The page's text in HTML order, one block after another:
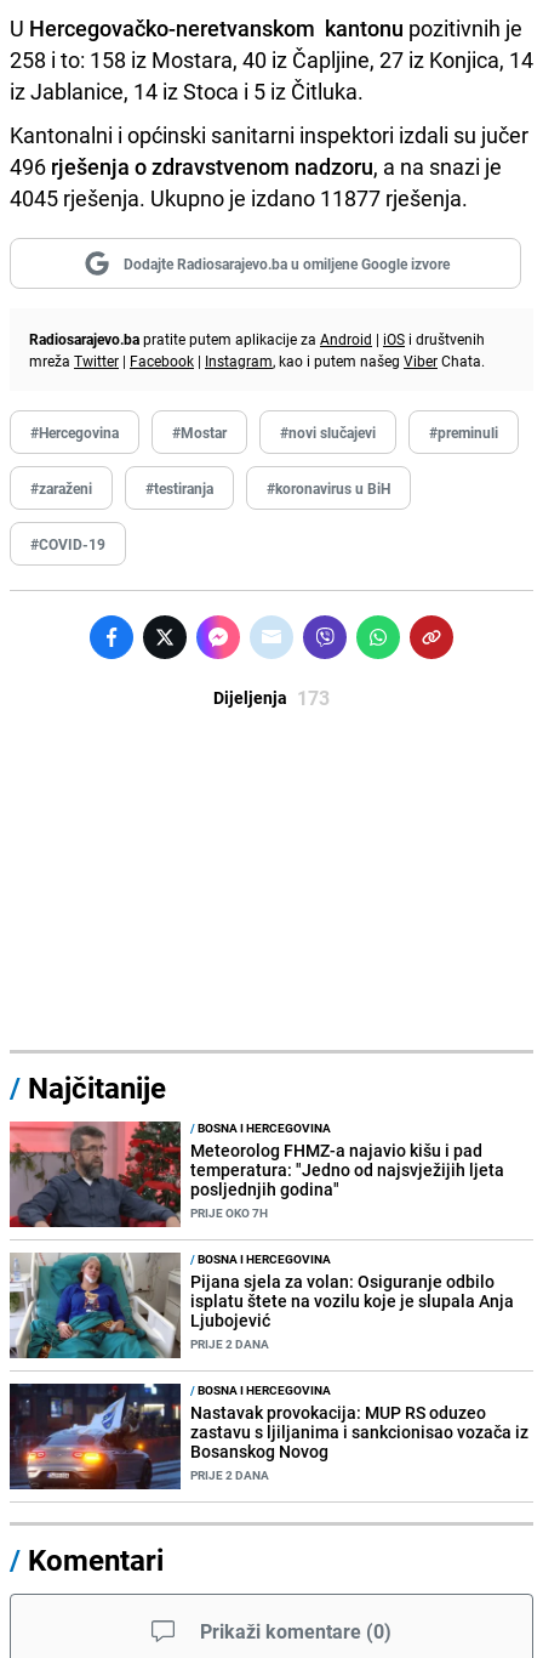
U Hercegovačko-neretvanskom kantonu pozitivnih je
258 i to: 158 iz Mostara, 40 iz Čapljine, 27 iz Konjica, 14
iz Jablanice, 14 iz Stoca i 5 iz Čitluka.
Kantonalni i općinski sanitarni inspektori izdali su jučer
496 rješenja o zdravstvenom nadzoru, a na snazi je
4045 rješenja. Ukupno je izdano 11877 rješenja.
Dodajte Radiosarajevo.ba u omiljene Google izvore
Radiosarajevo.bapratite putem aplikacije za Android | iOS i društvenih
mreža Twitter | Facebook | Instagram, kao i putem našeg ViberChata.
#Hercegovina #Mostar #novi slučajevi #preminuli
#zaraženi #testiranja #koronavirus u BiH
#COVID-19
Dijeljenja 173
/ Najčitanije
/BOSNA I HERCEGOVINA
Meteorolog FHMZ-a najavio kišu i pad
temperatura: "Jedno od najsvježijih ljeta
posljednjih godina"
PRIJE OKO 7H
/BOSNA I HERCEGOVINA
Pijana sjela za volan: Osiguranje odbilo
isplatu štete na vozilu koje je slupala Anja
Ljubojević
PRIJE 2 DANA
/BOSNA I HERCEGOVINA
Nastavak provokacija: MUP RS oduzeo
zastavu s ljiljanima i sankcionisao vozača iz
Bosanskog Novog
PRIJE 2 DANA
/ Komentari
Prikaži komentare (0)